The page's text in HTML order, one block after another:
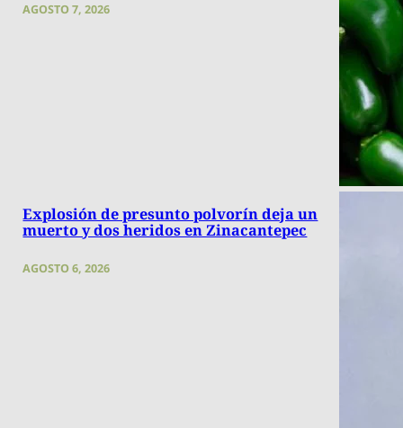
AGOSTO 7, 2026
Explosión de presunto polvorín deja un
muerto y dos heridos en Zinacantepec
AGOSTO 6, 2026